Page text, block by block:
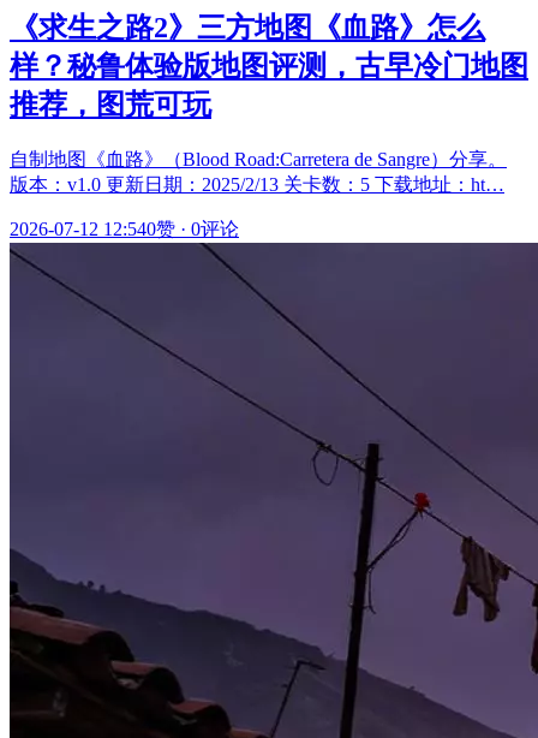
《求生之路2》三方地图《血路》怎么
样？秘鲁体验版地图评测，古早冷门地图
推荐，图荒可玩
自制地图《血路》（Blood Road:Carretera de Sangre）分享。
版本：v1.0 更新日期：2025/2/13 关卡数：5 下载地址：ht…
2026-07-12 12:540赞 · 0评论